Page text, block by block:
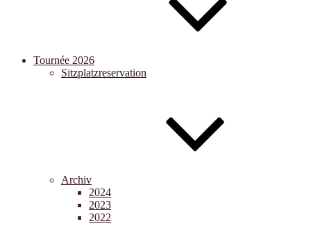
Tournée 2026
Sitzplatzreservation
Archiv
2024
2023
2022